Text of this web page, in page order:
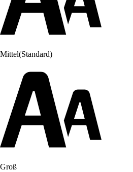
Mittel(Standard)
Groß